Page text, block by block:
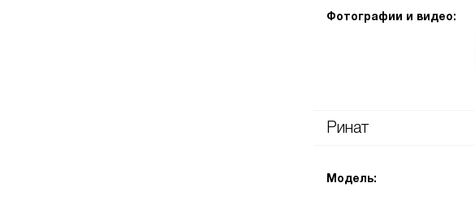
Фотографии и видео:
Ринат
Модель: